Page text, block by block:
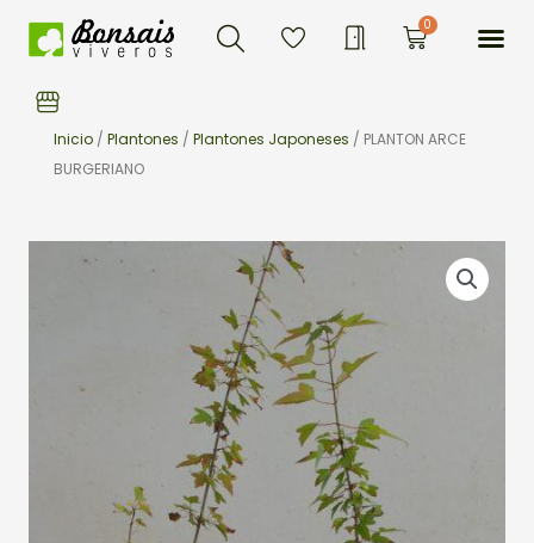
Buscar 0Carrito
Inicio / Plantones / Plantones Japoneses / PLANTON ARCE
BURGERIANO